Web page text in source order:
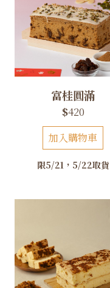
富桂圓滿
$420
加入購物車
限5/21，5/22取貨